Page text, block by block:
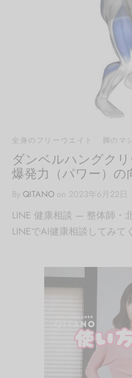
全身のフリーウエイト 脚のマ
ダンベルハングク
爆発力（パワー）の
By QITANO on 2023年6月22日
LINE 健康相談 — 整体師・
LINEでAI健康相談してみ